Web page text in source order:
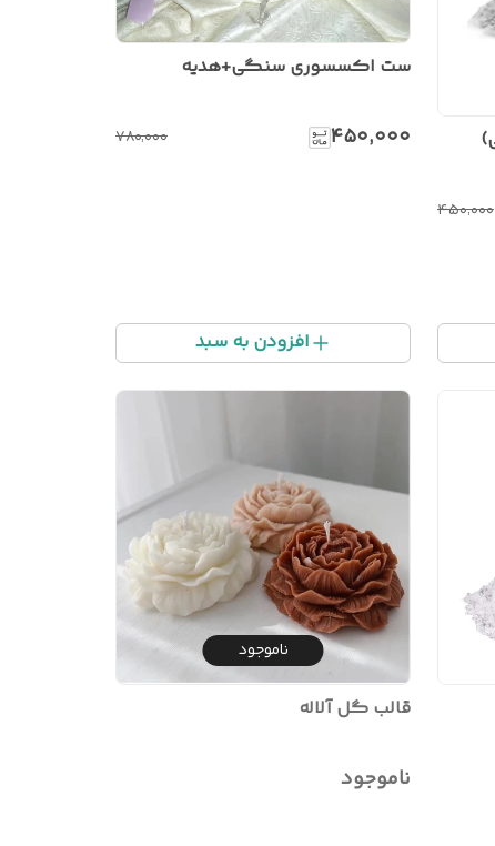
۴۵۰٬۰۰۰
ست اکسسوری سنگی+هدیه
۴۵۰٬۰۰۰ ۷۸۰٬۰۰۰
افزودن به سبد
ناموجود
قالب گل آلاله
ناموجود